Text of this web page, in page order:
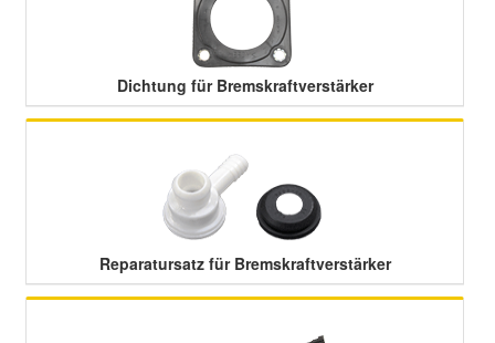
Dichtung für Bremskraftverstärker
Reparatursatz für Bremskraftverstärker
Skoda Ersatzteile
Smart Ersatzteile
Toyota Ersatzteile
Vauxhall Ersatzteile